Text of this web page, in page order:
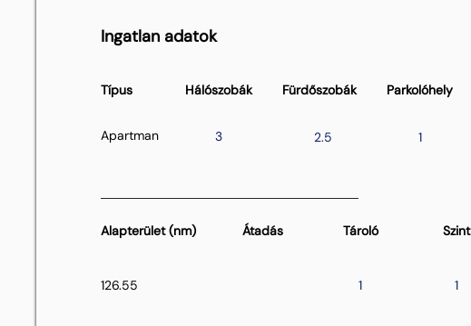
Ingatlan adatok
Típus Hálószobák
Apartman 3
Fürdőszobák
2.5
Parkolóhely
1
Alapterület (nm) Átadás Tároló
126.55 1
Szint
1